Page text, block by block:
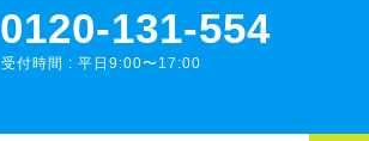
0120-131-554
受付時間 : 平日9:00〜17:00